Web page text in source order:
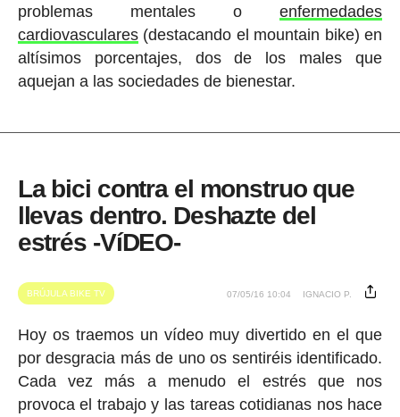
problemas mentales oenfermedades
cardiovasculares(destacando el mountain bike) en
altísimos porcentajes, dos de los males que
aquejan a las sociedades de bienestar.
La bici contra el monstruo que
llevas dentro. Deshazte del
estrés -VíDEO-
BRÚJULA BIKE TV 07/05/16 10:04 IGNACIO P.
Hoy os traemos un vídeo muy divertido en el que
por desgracia más de uno os sentiréis identificado.
Cada vez más a menudo el estrés que nos
provoca el trabajo y las tareas cotidianas nos hace